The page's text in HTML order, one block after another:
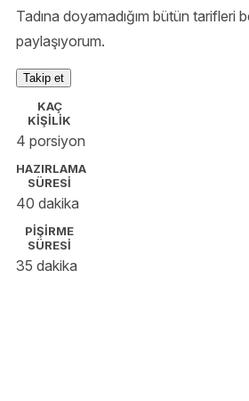
Tadına doyamadığım bütün tarifleri
paylaşıyorum.
Takip et
KAÇ
KİŞİLİK
4 porsiyon
HAZIRLAMA
SÜRESİ
40 dakika
PİŞİRME
SÜRESİ
35 dakika